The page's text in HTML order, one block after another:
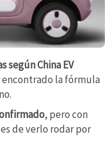
según China EV
la fórmula
, pero con
de verlo rodar por